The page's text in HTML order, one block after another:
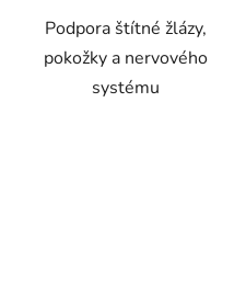
Podpora štítné žlázy,
pokožky a nervového
systému